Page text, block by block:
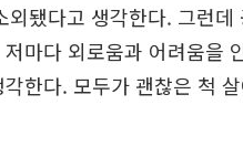
됐다고 생각한다. 그런
마다 외로움과 어려움을
한다. 모두가 괜찮은 척